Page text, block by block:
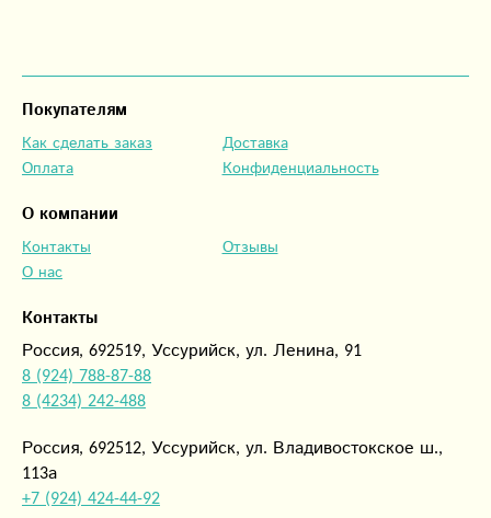
Контакты
Россия, 692519, Уссурийск, ул. Ленина, 91
8 (924) 788-87-88
8 (4234) 242-488
Россия, 692512, Уссурийск, ул. Владивостокское ш.,
113а
+7 (924) 424-44-92
Покупателям
Как сделать заказ
Оплата
Доставка
Конфиденциальность
О компании
Контакты
О нас
Отзывы